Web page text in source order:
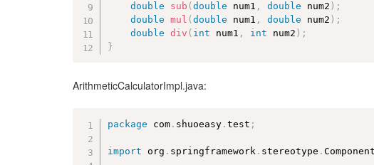
double
sub (double num1 , double num2 ) ;
double
mul (double num1 , double num2 ) ;
double
div ( int num1 , int num2 ) ;
}
ArithmeticCalculatorImpl.java:
package com . shuoeasy .test ;
import org . springframework . stereotype .Component